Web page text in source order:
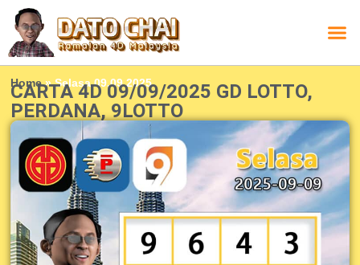
Home»Selasa 09.09.2025
CARTA 4D 09/09/2025 GD LOTTO,
PERDANA, 9LOTTO